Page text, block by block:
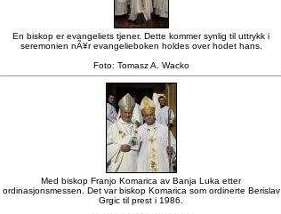
En biskop er evangeliets tjener. Dette kommer synlig til uttrykk i
seremonien nÃ¥r evangelieboken holdes over hodet hans.
Foto: Tomasz A. Wacko
Med biskop Franjo Komarica av Banja Luka etter
ordinasjonsmessen. Det var biskop Komarica som ordinerte Berislav
Grgic til prest i 1986.